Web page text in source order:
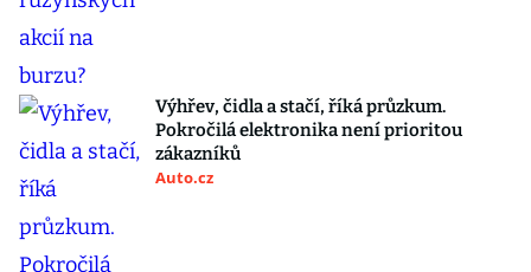
Výhřev, čidla a stačí, říká průzkum.
Pokročilá elektronika není prioritou
zákazníků
Auto.cz